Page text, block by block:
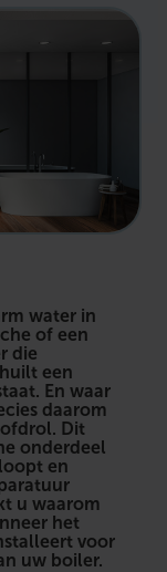
water in
of een
die
een
En waar
daarom
Dit
onderdeel
en
u waarom
het
voor
uw boiler.